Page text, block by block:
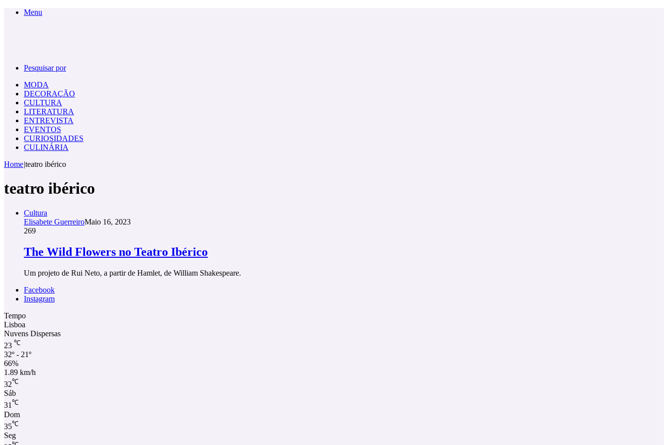
Menu
Pesquisar por
MODA
DECORAÇÃO
CULTURA
LITERATURA
ENTREVISTA
EVENTOS
CURIOSIDADES
CULINÁRIA
Home|teatro ibérico
teatro ibérico
Cultura
Elisabete GuerreiroMaio 16, 2023
269
The Wild Flowers no Teatro Ibérico
Um projeto de Rui Neto, a partir de Hamlet, de William Shakespeare.
Facebook
Instagram
Tempo
Lisboa
Nuvens Dispersas
23 ℃
32º - 21º
66%
1.89 km/h
32℃
Sáb
31℃
Dom
35℃
Seg